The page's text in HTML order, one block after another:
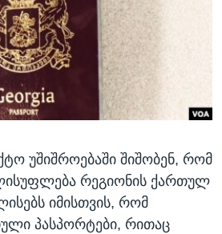
უშიშროებაში შიშობენ, რომ
რეგიონის ქართულ
იმისთვის, რომ
პასპორტები, რითაც